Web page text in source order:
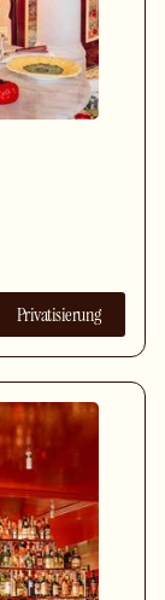
Privatisierung